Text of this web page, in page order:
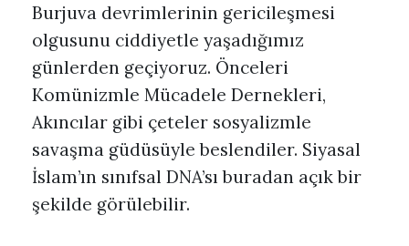
Burjuva devrimlerinin gericileşmesi
olgusunu ciddiyetle yaşadığımız
günlerden geçiyoruz. Önceleri
Komünizmle Mücadele Dernekleri,
Akıncılar gibi çeteler sosyalizmle
savaşma güdüsüyle beslendiler. Siyasal
İslam’ın sınıfsal DNA’sı buradan açık bir
şekilde görülebilir.